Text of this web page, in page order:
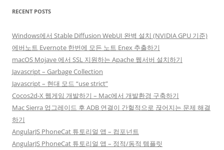
RECENT POSTS
Windows에서 Stable Diffusion WebUI 완벽 설치 (NVIDIA GPU 기준)
에버노트 Evernote 한번에 모든 노트 Enex 추출하기
macOS Mojave 에서 SSL 지원하는 Apache 웹서버 설치하기
Javascript – Garbage Collection
Javascript – 현대 모드 “use strict”
Cocos2d-X 웹게임 개발하기 – Mac에서 개발환경 구축하기
Mac Sierra 업그레이드 후 ADB 연결이 간헐적으로 끊어지는 문제 해결
하기
AngularJS PhoneCat 튜토리얼 앱 – 컴포넌트
AngularJS PhoneCat 튜토리얼 앱 – 정적/동적 템플릿